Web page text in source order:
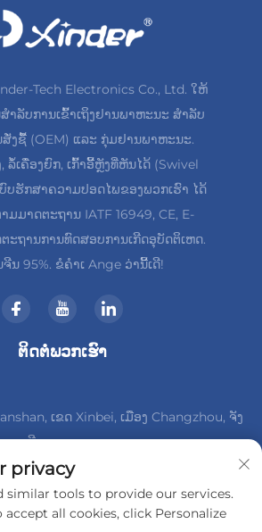
Tech Electronics Co., Ltd. ໃຫ້
ຳລັບການເຂົ້າເຖິງຢານພາຫະນະ ສຳລັບ
ງຊື້ (OEM) ແລະ ກຸ່ມຢານພາຫະນະ.
ລໍ້ເຄື່ອງຍົກ, ເກົ້າອີ້ຫຼັງທີ່ຫັນໄດ້ (Swivel
ບຮັກສາຄວາມປອດໄພຂອງພວກເຮົາ ໄດ້
ມມາດຕະຖານ IATF 16949, CE, E-
ະຖານການທົດສອບການເກີດອຸບັດຕິເຫດ.
ນ 95%. ຂໍຄຳເ Ange ວ່ານີ້ເດີ!
ຕິດຕໍ່ພວກເຮົາ
ເຂດ Xinbei, ເມືອງ Changzhou, ຈັງ
ເທດຈີນ
privacy
similar tools to provide our services.
all cookies, click Personalize